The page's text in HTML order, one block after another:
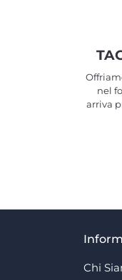
nel
arriva
Chi